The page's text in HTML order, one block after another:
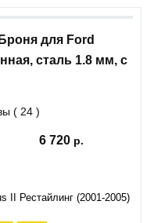
для Ford
сталь 1.8 мм, с
( 24 )
6 720
II Рестайлинг (2001-2005)